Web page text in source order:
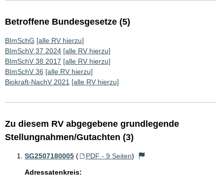
Betroffene Bundesgesetze (5)
BImSchG [alle RV hierzu]
BImSchV 37 2024 [alle RV hierzu]
BImSchV 38 2017 [alle RV hierzu]
BImSchV 36 [alle RV hierzu]
Biokraft-NachV 2021 [alle RV hierzu]
Zu diesem RV abgegebene grundlegende
Stellungnahmen/Gutachten (3)
SG2507180005 ( PDF - 9 Seiten)
Adressatenkreis: